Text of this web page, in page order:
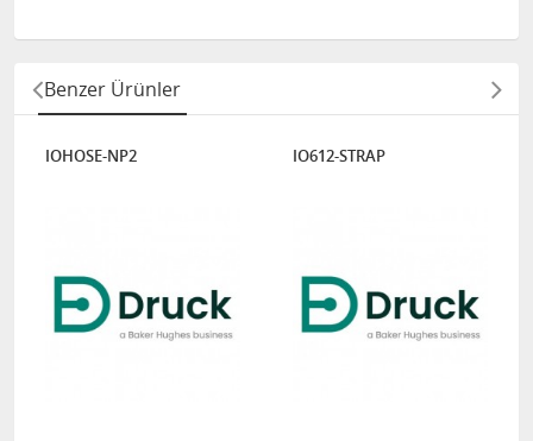
Benzer Ürünler
IOHOSE-NP2 IO612-STRAP